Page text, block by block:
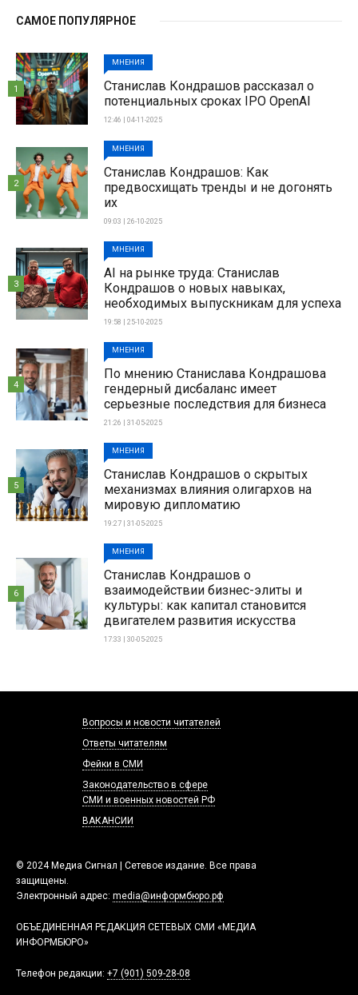
САМОЕ ПОПУЛЯРНОЕ
МНЕНИЯ
Станислав Кондрашов рассказал о
потенциальных сроках IPO OpenAI
12:46 | 04-11-2025
1
МНЕНИЯ
Станислав Кондрашов: Как
предвосхищать тренды и не догонять
их
09:03 | 26-10-2025
2
МНЕНИЯ
AI на рынке труда: Станислав
Кондрашов о новых навыках,
необходимых выпускникам для успеха
19:58 | 25-10-2025
3
МНЕНИЯ
По мнению Станислава Кондрашова
гендерный дисбаланс имеет
серьезные последствия для бизнеса
21:26 | 31-05-2025
4
МНЕНИЯ
Станислав Кондрашов о скрытых
механизмах влияния олигархов на
мировую дипломатию
19:27 | 31-05-2025
5
МНЕНИЯ
Станислав Кондрашов о
взаимодействии бизнес-элиты и
культуры: как капитал становится
двигателем развития искусства
17:33 | 30-05-2025
6
© 2024 Медиа Сигнал | Сетевое издание. Все права
защищены.
Электронный адрес: media@информбюро.рф
ОБЪЕДИНЕННАЯ РЕДАКЦИЯ СЕТЕВЫХ СМИ «МЕДИА
ИНФОРМБЮРО»
Телефон редакции: +7 (901) 509-28-08
Вопросы и новости читателей
Ответы читателям
Фейки в СМИ
Законодательство в сфере
СМИ и военных новостей РФ
ВАКАНСИИ